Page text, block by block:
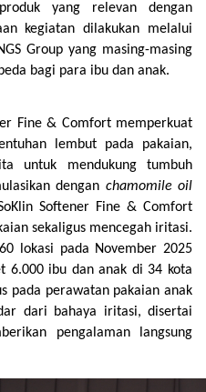
yang relevan dengan
kegiatan dilakukan melalui
Group yang masing-masing
bagi para ibu dan anak.
Fine & Comfort memperkuat
lembut pada pakaian,
untuk mendukung tumbuh
dengan chamomile oil
Softener Fine & Comfort
sekaligus mencegah iritasi.
lokasi pada November 2025
6.000 ibu dan anak di 34 kota
pada perawatan pakaian anak
dari bahaya iritasi, disertai
pengalaman langsung